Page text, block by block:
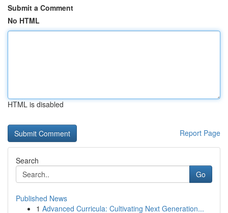
Submit a Comment
No HTML
HTML is disabled
Report Page
Search
Go
Published News
1 Advanced Curricula: Cultivating Next Generation...